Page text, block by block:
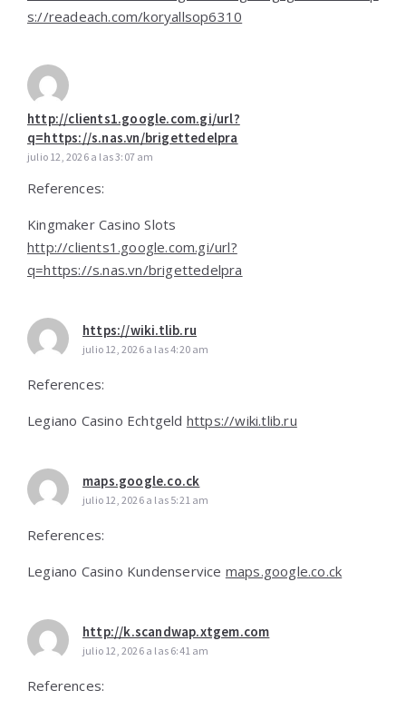
s://readeach.com/koryallsop6310
http://clients1.google.com.gi/url?
q=https://s.nas.vn/brigettedelpra
julio 12, 2026 a las 3:07 am
References:
Kingmaker Casino Slots
http://clients1.google.com.gi/url?
q=https://s.nas.vn/brigettedelpra
https://wiki.tlib.ru
julio 12, 2026 a las 4:20 am
References:
Legiano Casino Echtgeld https://wiki.tlib.ru
maps.google.co.ck
julio 12, 2026 a las 5:21 am
References:
Legiano Casino Kundenservice maps.google.co.ck
http://k.scandwap.xtgem.com
julio 12, 2026 a las 6:41 am
References: